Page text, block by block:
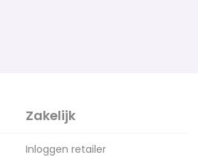
Zakelijk
Inloggen retailer